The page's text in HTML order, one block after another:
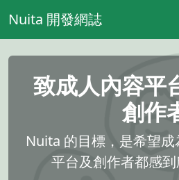
Nuita 開發網誌
致成人內容平
創作
Nuita 的目標，是希望
平台及創作者都感到